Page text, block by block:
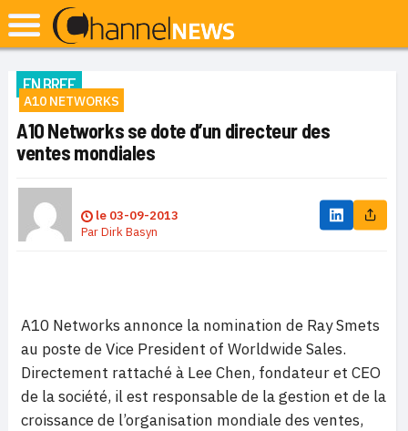
EN BREF
A10 NETWORKS
A10 Networks se dote d’un directeur des
ventes mondiales
le 03-09-2013
ParDirk Basyn
A10 Networks annonce la nomination de Ray Smets
au poste de Vice President of Worldwide Sales.
Directement rattaché à Lee Chen, fondateur et CEO
de la société, il est responsable de la gestion et de la
croissance de l’organisation mondiale des ventes,